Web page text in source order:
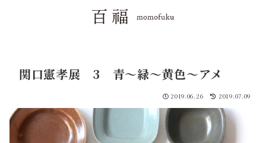
関口憲孝展 3 青〜緑〜黄色〜アメ
2019.06.26 2019.07.09